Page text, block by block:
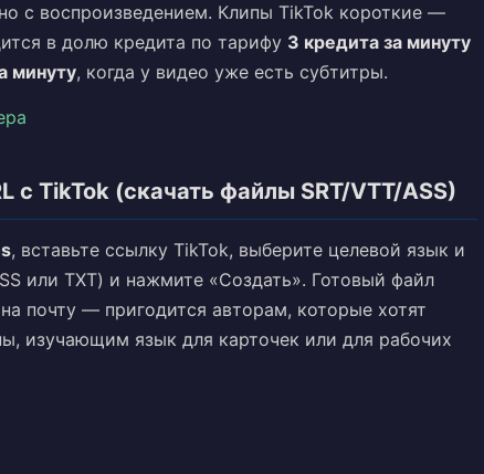
с воспроизведением. Клипы TikTok короткие —
в долю кредита по тарифу 3 кредита за минуту
минуту, когда у видео уже есть субтитры.
с TikTok (скачать файлы SRT/VTT/ASS)
, вставьте ссылку TikTok, выберите целевой язык и
или TXT) и нажмите «Создать». Готовый файл
почту — пригодится авторам, которые хотят
изучающим язык для карточек или для рабочих